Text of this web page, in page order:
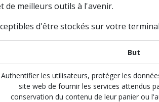
de meilleurs outils à l'avenir.
d'être stockés sur votre
But
Authentifier les utilisateurs, protéger les
site web de fournir les services attendus
conservation du contenu de leur panier ou